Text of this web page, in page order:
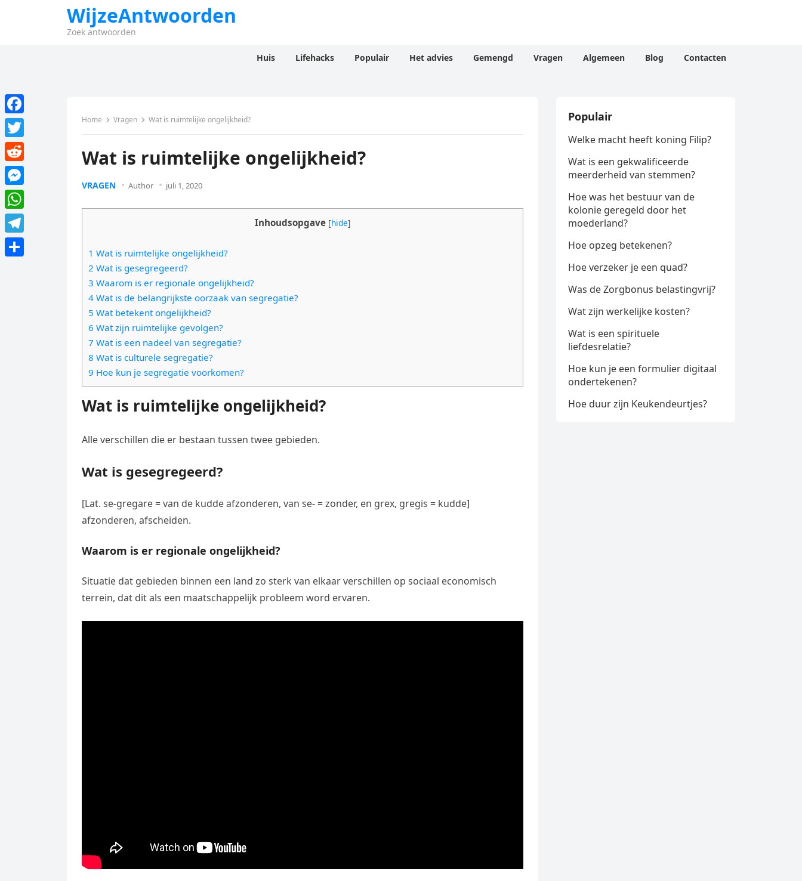
WijzeAntwoorden
Zoek antwoorden
Huis Lifehacks Populair Het advies Gemengd Vragen Algemeen Blog Contacten
Home Vragen Wat is ruimtelijke ongelijkheid?
Wat is ruimtelijke ongelijkheid?
VRAGEN Author juli 1, 2020
Inhoudsopgave [hide]
1 Wat is ruimtelijke ongelijkheid?
2 Wat is gesegregeerd?
3 Waarom is er regionale ongelijkheid?
4 Wat is de belangrijkste oorzaak van segregatie?
5 Wat betekent ongelijkheid?
6 Wat zijn ruimtelijke gevolgen?
7 Wat is een nadeel van segregatie?
8 Wat is culturele segregatie?
9 Hoe kun je segregatie voorkomen?
Wat is ruimtelijke ongelijkheid?
Alle verschillen die er bestaan tussen twee gebieden.
Wat is gesegregeerd?
[Lat. se-gregare = van de kudde afzonderen, van se- = zonder, en grex, gregis = kudde]
afzonderen, afscheiden.
Waarom is er regionale ongelijkheid?
Situatie dat gebieden binnen een land zo sterk van elkaar verschillen op sociaal economisch
terrein, dat dit als een maatschappelijk probleem word ervaren.
Populair
Welke macht heeft koning Filip?
Wat is een gekwalificeerde
meerderheid van stemmen?
Hoe was het bestuur van de
kolonie geregeld door het
moederland?
Hoe opzeg betekenen?
Hoe verzeker je een quad?
Was de Zorgbonus belastingvrij?
Wat zijn werkelijke kosten?
Wat is een spirituele
liefdesrelatie?
Hoe kun je een formulier digitaal
ondertekenen?
Hoe duur zijn Keukendeurtjes?
F
a
c
e
b
o
o
k
T
w
i
t
t
e
R
e
d
d
M
e
s
s
W
h
a
T